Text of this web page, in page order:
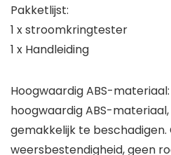
Pakketlijst:
1 x stroomkringtester
1 x Handleiding
Hoogwaardig ABS-
hoogwaardig ABS-
gemakkelijk te beschadigen.
weersbestendigheid, geen